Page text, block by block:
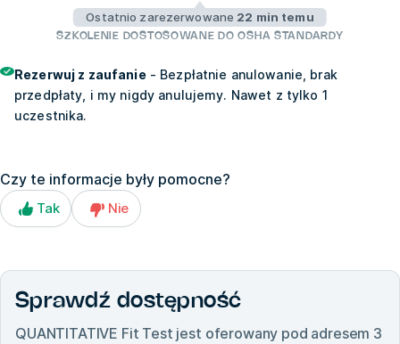
Ostatnio zarezerwowane 22 min temu
SZKOLENIE DOSTOSOWANE DO OSHA STANDARDY
Rezerwuj z zaufanie- Bezpłatnie anulowanie, brak
przedpłaty, i my nigdy anulujemy. Nawet z tylko 1
uczestnika.
Czy te informacje były pomocne?
Tak Nie
Sprawdź dostępność
QUANTITATIVE Fit Test jest oferowany pod adresem 3